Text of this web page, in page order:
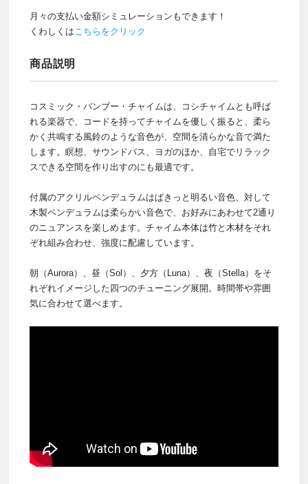
月々の支払い金額シミュレーションもできます！
くわしくはこちらをクリック
商品説明
コスミック・バンブー・チャイムは、コシチャイムとも呼ば
れる楽器で、コードを持ってチャイムを優しく振ると、柔ら
かく共鳴する風鈴のような音色が、空間を清らかな音で満た
します。瞑想、サウンドバス、ヨガのほか、自宅でリラック
スできる空間を作り出すのにも最適です。
付属のアクリルペンデュラムはぱきっと明るい音色、対して
木製ペンデュラムは柔らかい音色で、お好みにあわせて2通り
のニュアンスを楽しめます。チャイム本体は竹と木材をそれ
ぞれ組み合わせ、強度に配慮しています。
朝（Aurora）、昼（Sol）、夕方（Luna）、夜（Stella）をそ
れぞれイメージした四つのチューニング展開。時間帯や雰囲
気に合わせて選べます。